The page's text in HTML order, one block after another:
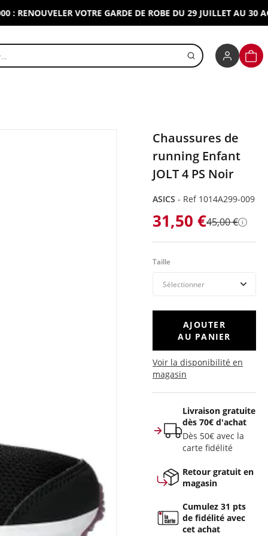
VOTRE GARDE DE ROBE DU 29 JUILLET AU 30
un produit
Chaussures de
running Enfant
JOLT 4 PS Noir
ASICS - Ref 1014A299-009
31,50 €45,00 €
Taille
AJOUTER
AU PANIER
Voir la disponibilité en
magasin
Livraison gratuite
dès 70€ d'achat
Dès 50€ avec la
carte fidélité
Retour gratuit en
magasin
Cumulez 31 pts
de fidélité avec
cet achat